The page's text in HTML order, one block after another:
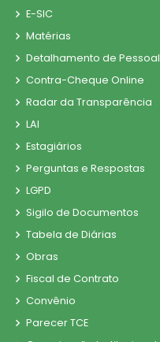
E-SIC
Matérias
Detalhamento de Pessoal
Contra-Cheque Online
Radar da Transparência
LAI
Estagiários
Perguntas e Respostas
LGPD
Sigilo de Documentos
Tabela de Diárias
Obras
Fiscal de Contrato
Convênio
Parecer TCE